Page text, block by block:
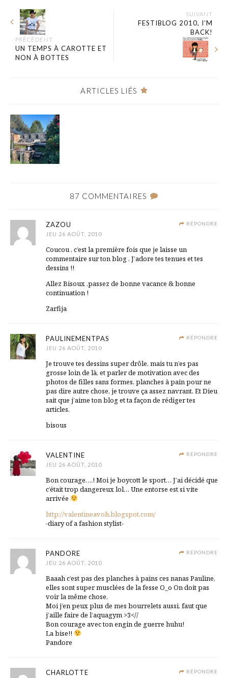
PRÉCÉDENT
UN TEMPS À CAROTTE ET
NON À BOTTES
SUIVANT
FESTIBLOG 2010, I’M
BACK!
ARTICLES LIÉS
87 COMMENTAIRES
RÉPONDRE
ZAZOU
JEU 26 AOÛT, 2010
Coucou , c’est la première fois que je laisse un
commentaire sur ton blog . J’adore tes tenues et tes
dessins !!
Allez Bisoux ,passez de bonne vacance & bonne
continuation !
Zarfija
RÉPONDRE
PAULINEMENTPAS
JEU 26 AOÛT, 2010
Je trouve tes dessins super drôle, mais tu n’es pas
grosse loin de là, et parler de motivation avec des
photos de filles sans formes, planches à pain pour ne
pas dire autre chose, je trouve ça assez navrant. Et Dieu
sait que j’aime ton blog et ta façon de rédiger tes
articles.
bisous
RÉPONDRE
VALENTINE
JEU 26 AOÛT, 2010
Bon courage….! Moi je boycott le sport… J’ai décidé que
c’était trop dangereux lol… Une entorse est si vite
arrivée
http://valentineavoh.blogspot.com/
-diary of a fashion stylist-
RÉPONDRE
PANDORE
JEU 26 AOÛT, 2010
Baaah c’est pas des planches à pains ces nanas Pauline,
elles sont super musclées de la fesse O_o On doit pas
voir la même chose.
Moi j’en peux plus de mes bourrelets aussi, faut que
j’aille faire de l’aquagym >3<//
Bon courage avec ton engin de guerre huhu!
La bise!!
Pandore
RÉPONDRE
CHARLOTTE